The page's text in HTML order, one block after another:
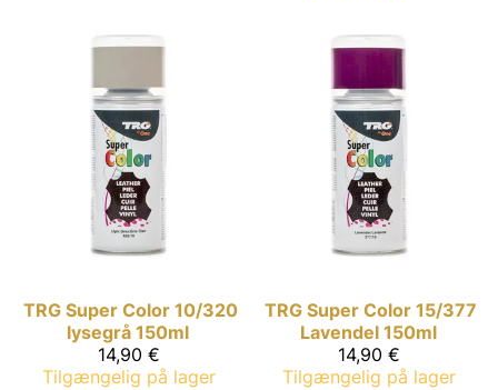
TRG Super Color 10/320
lysegrå 150ml
14,90 €
Tilgængelig på lager
TRG Super Color 15/377
Lavendel 150ml
14,90 €
Tilgængelig på lager